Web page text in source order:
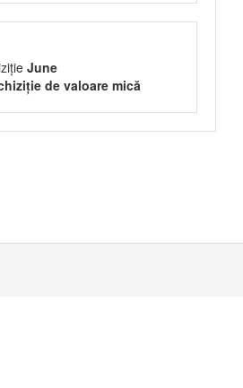
June
de valoare mică